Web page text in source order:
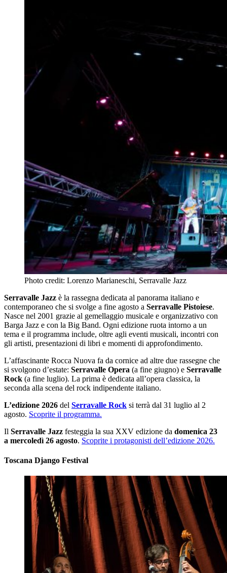
Photo credit: Lorenzo Marianeschi, Serravalle Jazz
Serravalle Jazz è la rassegna dedicata al panorama italiano e
contemporaneo che si svolge a fine agosto a Serravalle Pistoiese.
Nasce nel 2001 grazie al gemellaggio musicale e organizzativo con
Barga Jazz e con la Big Band. Ogni edizione ruota intorno a un
tema e il programma include, oltre agli eventi musicali, incontri con
gli artisti, presentazioni di libri e momenti di approfondimento.
L’affascinante Rocca Nuova fa da cornice ad altre due rassegne che
si svolgono d’estate: Serravalle Opera (a fine giugno) e Serravalle
Rock (a fine luglio). La prima è dedicata all’opera classica, la
seconda alla scena del rock indipendente italiano.
L’edizione 2026 del Serravalle Rock si terrà dal 31 luglio al 2
agosto. Scoprite il programma.
Il Serravalle Jazz festeggia la sua XXV edizione da domenica 23
a mercoledì 26 agosto. Scoprite i protagonisti dell’edizione 2026.
Toscana Django Festival